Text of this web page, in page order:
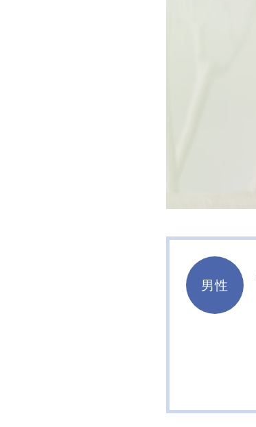
男性